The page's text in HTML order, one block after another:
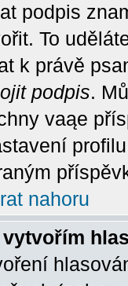
podpis
To
k právě
podpis.
vaąe
nahoru